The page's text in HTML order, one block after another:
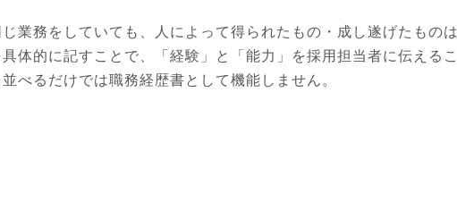
業務をしていても、人によって得られたもの・成し遂げたもの
体的に記すことで、「経験」と「能力」を採用担当者に伝える
べるだけでは職務経歴書として機能しません。